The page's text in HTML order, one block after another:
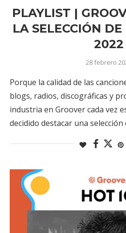
PLAYLIST |
LA SELECCIÓN
2022
28 febrero
Porque la calidad de las
blogs, radios, discográficas y
industria en Groover cada vez
decidido destacar una